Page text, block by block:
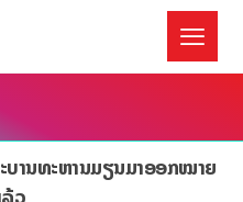
ານທະຫານມຽນມາອອກໝາຍ
ວ